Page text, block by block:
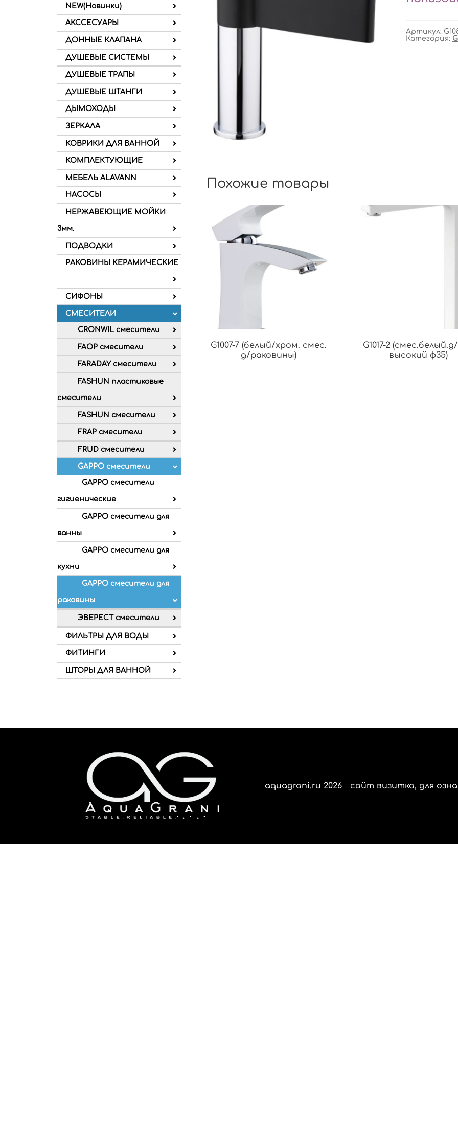
NEW(Новинки)
АКССЕСУАРЫ
ДОННЫЕ КЛАПАНА
ДУШЕВЫЕ СИСТЕМЫ
ДУШЕВЫЕ ТРАПЫ
ДУШЕВЫЕ ШТАНГИ
ДЫМОХОДЫ
ЗЕРКАЛА
КОВРИКИ ДЛЯ ВАННОЙ
КОМПЛЕКТУЮЩИЕ
МЕБЕЛЬ ALAVANN
НАСОСЫ
НЕРЖАВЕЮЩИЕ МОЙКИ
3мм.
ПОДВОДКИ
РАКОВИНЫ КЕРАМИЧЕСКИЕ
СИФОНЫ
СМЕСИТЕЛИ
CRONWIL смесители
FAOP смесители
FARADAY смесители
FASHUN пластиковые
смесители
FASHUN смесители
FRAP смесители
FRUD смесители
GAPPO смесители
GAPPO смесители
гигиенические
GAPPO смесители для
ванны
GAPPO смесители для
кухни
GAPPO смесители для
раковины
ЭВЕРЕСТ смесители
ФИЛЬТРЫ ДЛЯ ВОДЫ
ФИТИНГИ
ШТОРЫ ДЛЯ ВАННОЙ
Артикул:
Категория:
Похожие товары
G1007-7 (белый/хром. смес.
д/раковины)
G1017-2
высокий ф35)
aquagrani.ru 2026 сайт визитка, для